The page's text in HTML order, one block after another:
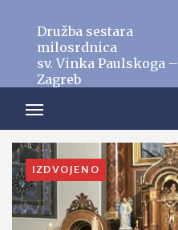
Družba sestara
milosrdnica
sv. Vinka Paulskoga –
Zagreb
IZDVOJENO